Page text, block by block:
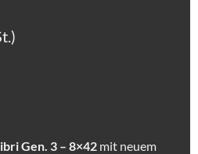
Preis
Gen. 3 – 8×42mit neuem